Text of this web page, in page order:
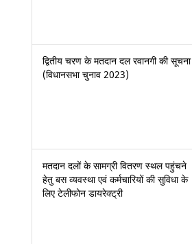
द्वितीय चरण के मतदान दल रवानगी की सूचना
(विधानसभा चुनाव 2023)
मतदान दलों के सामग्री वितरण स्थल पहुंचने
हेतु बस व्यवस्था एवं कर्मचारियों की सुविधा के
लिए टेलीफोन डायरेक्ट्री